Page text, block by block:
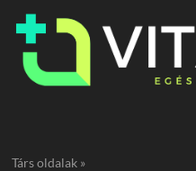
Társ oldalak »